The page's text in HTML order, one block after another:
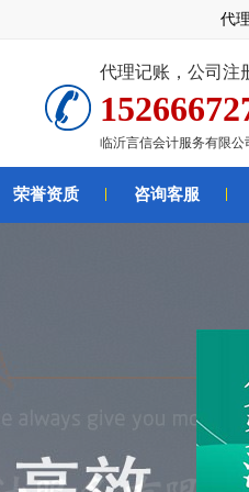
代
代理记账，公司注
临沂言信会计服务有限公
荣誉资质 咨询客服